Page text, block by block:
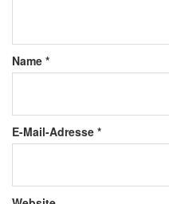
Name *
E-Mail-Adresse *